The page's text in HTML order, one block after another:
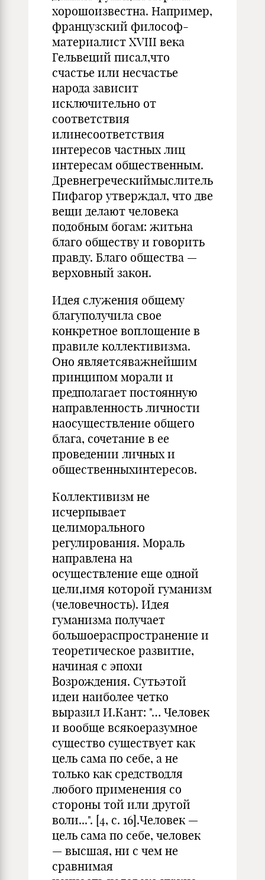
хорошоизвестна. Например,
французский философ-
материалист XVIII века
Гельвеций писал,что
счастье или несчастье
народа зависит
исключительно от
соответствия
илинесоответствия
интересов частных лиц
интересам общественным.
Древнегреческиймыслитель
Пифагор утверждал, что две
вещи делают человека
подобным богам: житьна
благо обществу и говорить
правду. Благо общества —
верховный закон.
Идея служения общему
благуполучила свое
конкретное воплощение в
правиле коллективизма.
Оно являетсяважнейшим
принципом морали и
предполагает постоянную
направленность личности
наосуществление общего
блага, сочетание в ее
проведении личных и
общественныхинтересов.
Коллективизм не
исчерпывает
целиморального
регулирования. Мораль
направлена на
осуществление еще одной
цели,имя которой гуманизм
(человечность). Идея
гуманизма получает
большоераспространение и
теоретическое развитие,
начиная с эпохи
Возрождения. Сутьэтой
идеи наиболее четко
выразил И.Кант: "… Человек
и вообще всякоеразумное
существо существует как
цель сама по себе, а не
только как средстводля
любого применения со
стороны той или другой
воли...". [4, с. 16].Человек —
цель сама по себе, человек
— высшая, ни с чем не
сравнимая